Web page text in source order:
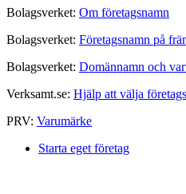
Bolagsverket: Om företagsnamn
Bolagsverket: Företagsnamn på
Bolagsverket: Domännamn och
Verksamt.se: Hjälp att välja
PRV: Varumärke
Starta eget företag